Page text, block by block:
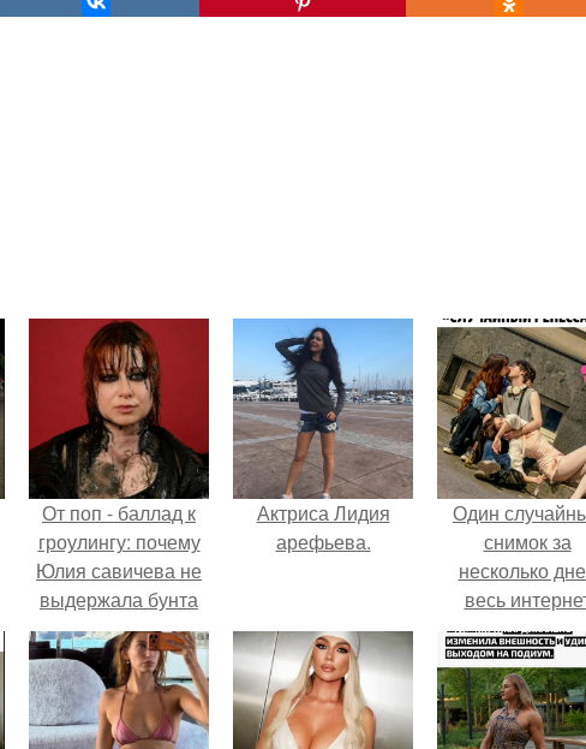
От поп - баллад к
гроулингу: почему
Юлия савичева не
выдержала бунта
собственной
аудитории.
Актриса Лидия
арефьева.
Один
снимок за
несколько
весь
облетел.